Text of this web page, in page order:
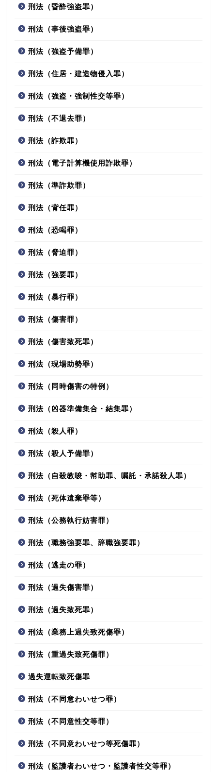
刑法（昏酔強盗罪）
刑法（事後強盗罪）
刑法（強盗予備罪）
刑法（住居・建造物侵入罪）
刑法（強盗・強制性交等罪）
刑法（不退去罪）
刑法（詐欺罪）
刑法（電子計算機使用詐欺罪）
刑法（準詐欺罪）
刑法（背任罪）
刑法（恐喝罪）
刑法（脅迫罪）
刑法（強要罪）
刑法（暴行罪）
刑法（傷害罪）
刑法（傷害致死罪）
刑法（現場助勢罪）
刑法（同時傷害の特例）
刑法（凶器準備集合・結集罪）
刑法（殺人罪）
刑法（殺人予備罪）
刑法（自殺教唆・幇助罪、嘱託・承諾殺人罪）
刑法（死体遺棄罪等）
刑法（公務執行妨害罪）
刑法（職務強要罪、辞職強要罪）
刑法（逃走の罪）
刑法（過失傷害罪）
刑法（過失致死罪）
刑法（業務上過失致死傷罪）
刑法（重過失致死傷罪）
過失運転致死傷罪
刑法（不同意わいせつ罪）
刑法（不同意性交等罪）
刑法（不同意わいせつ等死傷罪）
刑法（監護者わいせつ・監護者性交等罪）